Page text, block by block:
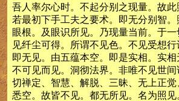
吾人率尔心时。不起分别之现量。故
若最初下手工夫之要术。即无分别智
眼根。及眼识所见。乃现量当前。于
见纤尘可得。所谓不见色。不见受想
即无见。由五蕴本空。即是实相。实相
不可见而见。洞彻法界。非唯不见世
切禅定、智慧、解脱、三昧、无上正觉
悉空。故皆不见。都无所见。名为照